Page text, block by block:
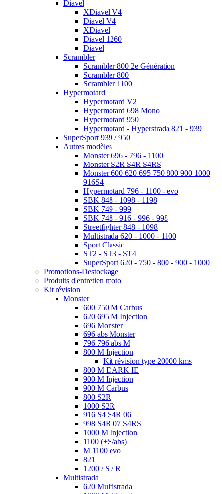
Diavel
XDiavel V4
Diavel V4
XDiavel
Diavel 1260
Diavel
Scrambler
Scrambler 800 2e Génération
Scrambler 800
Scrambler 1100
Hypermotard
Hypermotard V2
Hypermotard 698 Mono
Hypermotard 950
Hypermotard - Hyperstrada 821 - 939
SuperSport 939 / 950
Autres modèles
Monster 696 - 796 - 1100
Monster S2R S4R S4RS
Monster 600 620 695 750 800 900 1000
916S4
Hypermotard 796 - 1100 - evo
SBK 848 - 1098 - 1198
SBK 749 - 999
SBK 748 - 916 - 996 - 998
Streetfighter 848 - 1098
Multistrada 620 - 1000 - 1100
Sport Classic
ST2 - ST3 - ST4
SuperSport 620 - 750 - 800 - 900 - 1000
Promotions-Destockage
Produits d'entretien moto
Kit révision
Monster
600 750 M Carbus
620 695 M Injection
696 Monster
696 abs Monster
796 796 abs M
800 M Injection
Kit révision type 20000 kms
800 M DARK IE
900 M Injection
900 M Carbus
800 S2R
1000 S2R
916 S4 S4R 06
998 S4R 07 S4RS
1000 M Injection
1100 (+S/abs)
M 1100 evo
821
1200 / S / R
Multistrada
620 Multistrada